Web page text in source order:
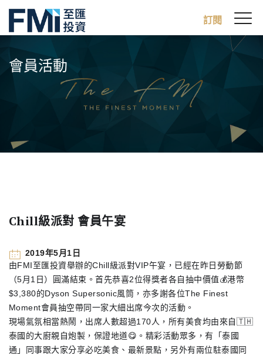
main
訂閱
會員活動
Chill級派對 會員午宴
2019年5月1日
由FMI至匯投資舉辦的Chill級派對VIP午宴，已經在昨日勞動節
（5月1日）圓滿結束。首先恭喜2位得獎者各自抽中價值💰港幣
$3,380的Dyson Supersonic風筒，亦多謝各位The Finest
Moment會員抽空帶同一家大細出席今次的活動。
現場氣氛相當熱鬧，出席人數超過170人，所有美食均由來自🇹🇭
泰國的大廚親自炮製，保證地道😋。精彩活動眾多，有「泰國
通」同事跟大家分享必吃美食、最新景點，另外有兩位駐泰國同